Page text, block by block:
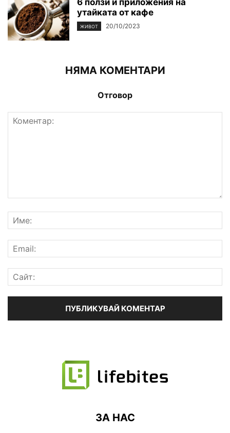
утайката от кафе
ЖИВОТ 20/10/2023
НЯМА КОМЕНТАРИ
Отговор
ЗА НАС